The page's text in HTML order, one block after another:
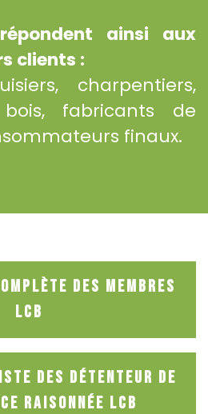
ainsi aux
clients :
charpentiers,
fabricants de
finaux.
des Membres
LCB
des détenteur de
Raisonnée LCB